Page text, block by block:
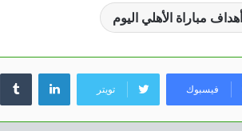
أهداف مباراة الأهلي اليوم
فيسبوك تويتر
لينكدإن